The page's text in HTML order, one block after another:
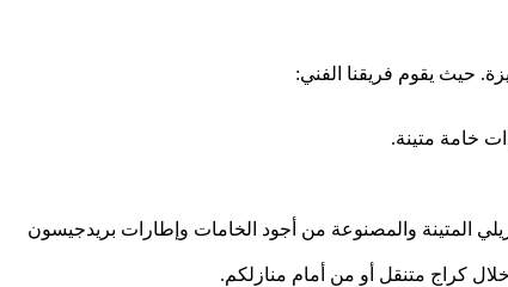
حيث يقوم فريقنا الفني:
خامة متينة.
المتينة والمصنوعة من أجود الخامات وإطارات بريدجيسون
كراج متنقل أو من أمام منازلكم.